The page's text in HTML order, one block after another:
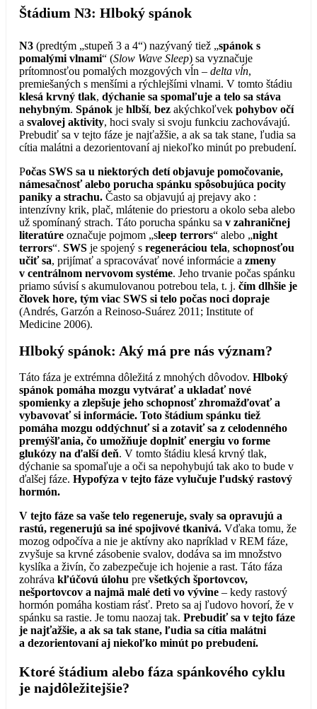
Štádium N3: Hlboký spánok
N3 (predtým „stupeň 3 a 4“) nazývaný tiež „spánok s
pomalými vlnami“ (Slow Wave Sleep) sa vyznačuje
prítomnosťou pomalých mozgových vĺn –delta vĺn,
premiešaných s menšími a rýchlejšími vlnami. V tomto štádiu
klesá krvný tlak,dýchanie sa spomaľuje a telo sa stáva
nehybným.Spánok jehlbší,bez akýchkoľvekpohybov očí
asvalovej aktivity, hoci svaly si svoju funkciu zachovávajú.
Prebudiť sa v tejto fáze je najťažšie, a ak sa tak stane, ľudia sa
cítia malátni a dezorientovaní aj niekoľko minút po prebudení.
Počas SWS sa u niektorých detí objavuje pomočovanie,
námesačnosť alebo porucha spánku spôsobujúca pocity
paniky a strachu. Často sa objavujú aj prejavy ako :
intenzívny krik, plač, mlátenie do priestoru a okolo seba alebo
už spomínaný strach. Táto porucha spánku sav zahraničnej
literatúre označuje pojmom „sleep terrors“ alebo „night
terrors“.SWS je spojený sregeneráciou tela,schopnosťou
učiť sa, prijímať a spracovávať nové informácie azmeny
v centrálnom nervovom systéme. Jeho trvanie počas spánku
priamo súvisí s akumulovanou potrebou tela, t. j.čím dlhšie je
človek hore, tým viac SWS si telo počas noci dopraje
(Andrés, Garzón a Reinoso-Suárez 2011; Institute of
Medicine 2006).
Hlboký spánok: Aký má pre nás význam?
Táto fáza je extrémna dôležitá z mnohých dôvodov.Hlboký
spánok pomáha mozgu vytvárať a ukladať nové
spomienky a zlepšuje jeho schopnosť zhromažďovať a
vybavovať si informácie. Toto štádium spánku tiež
pomáha mozgu oddýchnuť si a zotaviť sa z celodenného
premýšľania, čo umožňuje doplniť energiu vo forme
glukózy na ďalší deň. V tomto štádiu klesá krvný tlak,
dýchanie sa spomaľuje a oči sa nepohybujú tak ako to bude v
ďalšej fáze. Hypofýza v tejto fáze vylučuje ľudský rastový
hormón.
V tejto fáze sa vaše telo regeneruje, svaly sa opravujú a
rastú, regenerujú sa iné spojivové tkanivá.Vďaka tomu, že
mozog odpočíva a nie je aktívny ako napríklad v REM fáze,
zvyšuje sa krvné zásobenie svalov, dodáva sa im množstvo
kyslíka a živín, čo zabezpečuje ich hojenie a rast. Táto fáza
zohrávakľúčovú úlohu prevšetkých športovcov,
nešportovcov a najmä malé deti vo vývine– kedy rastový
hormón pomáha kostiam rásť. Preto sa aj ľudovo hovorí, že v
spánku sa rastie. Je tomu naozaj tak.Prebudiť sa v tejto fáze
je najťažšie, a ak sa tak stane, ľudia sa cítia malátni
a dezorientovaní aj niekoľko minút po prebudení.
Ktoré štádium alebo fáza spánkového cyklu
je najdôležitejšie?